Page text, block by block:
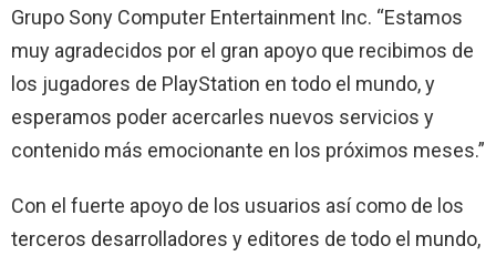
Grupo Sony Computer Entertainment Inc. “Estamos
muy agradecidos por el gran apoyo que recibimos de
los jugadores de PlayStation en todo el mundo, y
esperamos poder acercarles nuevos servicios y
contenido más emocionante en los próximos meses.”
Con el fuerte apoyo de los usuarios así como de los
terceros desarrolladores y editores de todo el mundo,